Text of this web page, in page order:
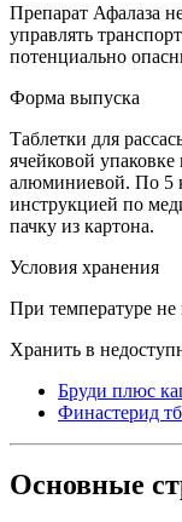
Препарат Афалаза
управлять
потенциально
Форма выпуска
Таблетки для
ячейковой
алюминиевой. По 5
инструкцией по
пачку из картона.
Условия хранения
При температуре
Хранить в
Бруди плюс
Финастерид
Основные